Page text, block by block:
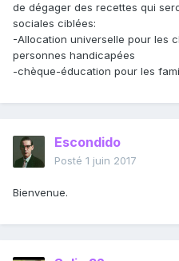
de dégager des recettes qui
sociales ciblées:
-Allocation universelle pour les
personnes handicapées
-chèque-éducation pour les
Escondido
Posté 1 juin 2017
Bienvenue.